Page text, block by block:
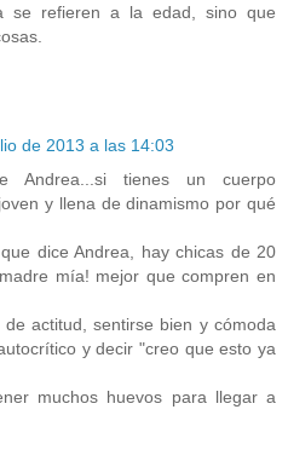
se refieren a la edad, sino que
de 2013 a las 14:03
Andrea...si tienes un cuerpo
y llena de dinamismo por qué
dice Andrea, hay chicas de 20
mía! mejor que compren en
actitud, sentirse bien y cómoda
y decir "creo que esto ya
muchos huevos para llegar a